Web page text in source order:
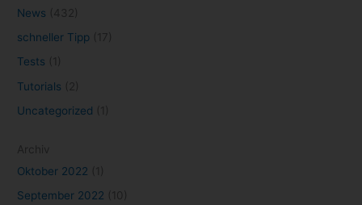
News
schneller Tipp
Tests
Tutorials
Uncategorized
Oktober 2022
September 2022